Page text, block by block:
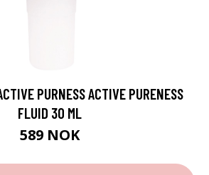
PURNESS ACTIVE PURENESS
FLUID 30 ML
589 NOK